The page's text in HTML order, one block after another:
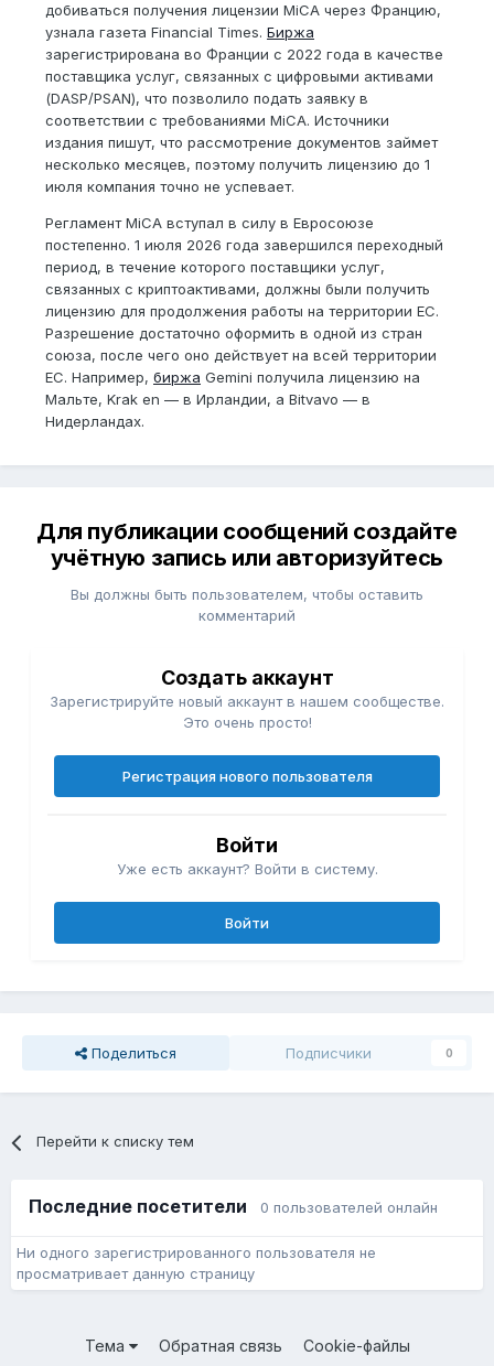
добиваться получения лицензии MiCA через Францию,
узнала газета Financial Times. Биржа
зарегистрирована во Франции с 2022 года в качестве
поставщика услуг, связанных с цифровыми активами
(DASP/PSAN), что позволило подать заявку в
соответствии с требованиями MiCA. Источники
издания пишут, что рассмотрение документов займет
несколько месяцев, поэтому получить лицензию до 1
июля компания точно не успевает.
Регламент MiCA вступал в силу в Евросоюзе
постепенно. 1 июля 2026 года завершился переходный
период, в течение которого поставщики услуг,
связанных с криптоактивами, должны были получить
лицензию для продолжения работы на территории ЕС.
Разрешение достаточно оформить в одной из стран
союза, после чего оно действует на всей территории
ЕС. Например, биржа Gemini получила лицензию на
Мальте, Krak en — в Ирландии, а Bitvavo — в
Нидерландах.
Для публикации сообщений создайте
учётную запись или авторизуйтесь
Вы должны быть пользователем, чтобы оставить
комментарий
Создать аккаунт
Зарегистрируйте новый аккаунт в нашем сообществе.
Это очень просто!
Регистрация нового пользователя
Войти
Уже есть аккаунт? Войти в систему.
Войти
Поделиться Подписчики 0
Перейти к списку тем
Последние посетители 0 пользователей онлайн
Ни одного зарегистрированного пользователя не
просматривает данную страницу
Тема Обратная связь Cookie-файлы